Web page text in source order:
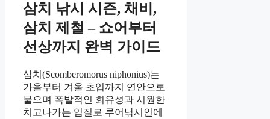
삼치 낚시 시즌, 채비,
삼치 제철 – 쇼어부터
선상까지 완벽 가이드
삼치(Scomberomorus niphonius)는
가을부터 겨울 초입까지 연안으로
붙으며 폭발적인 회유성과 시원한
치고나가는 입질로 루어낚시인에